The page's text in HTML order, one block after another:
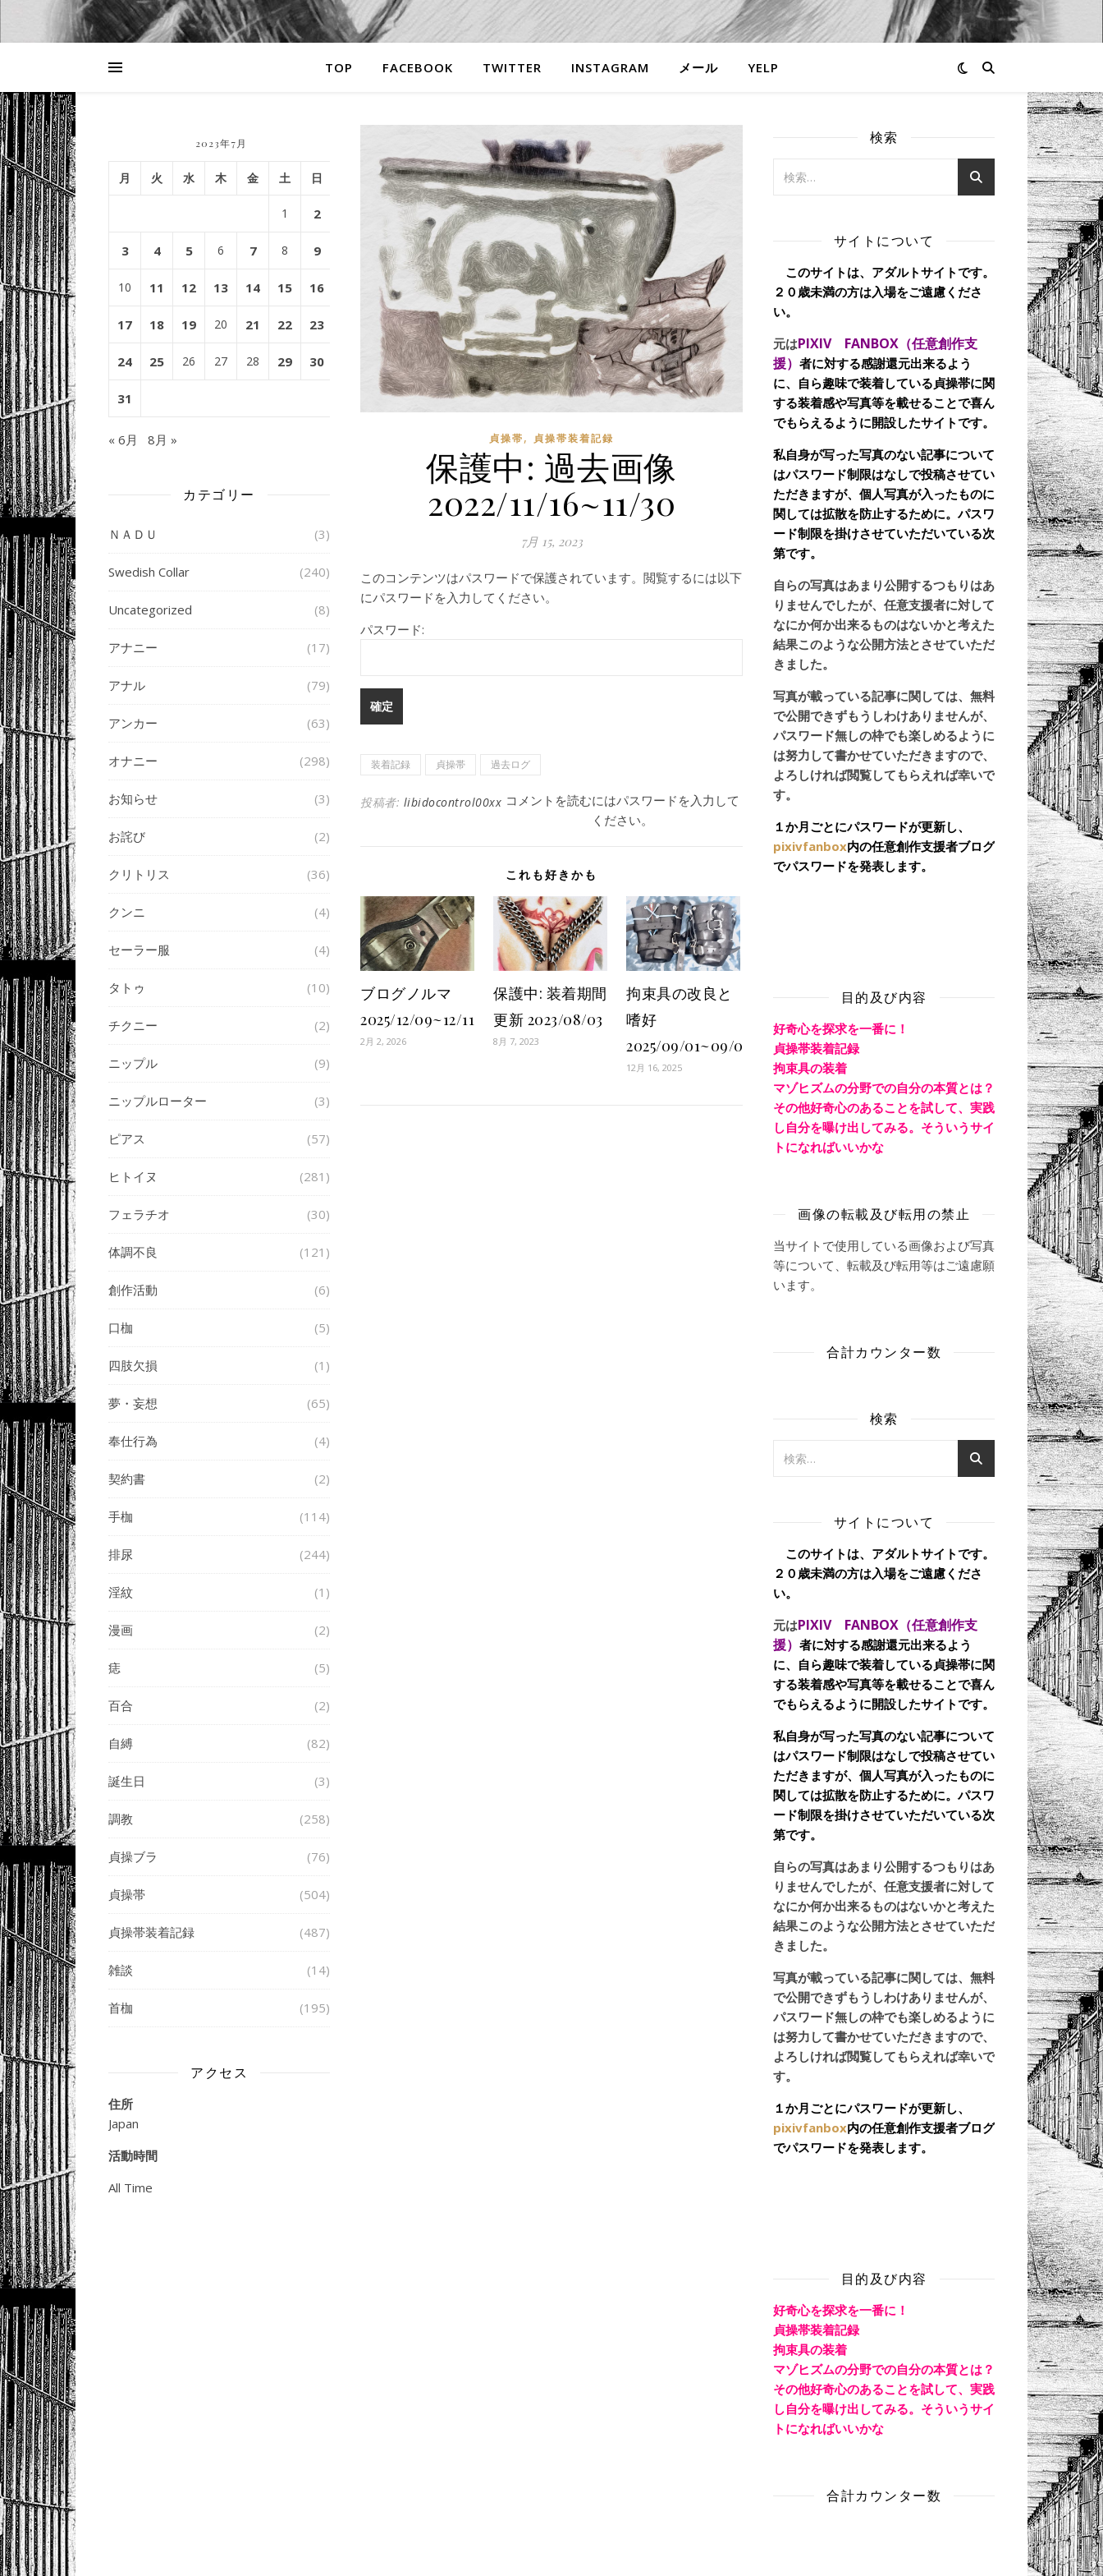
TOP FACEBOOK TWITTER INSTAGRAM メール YELP
2023年7月
月 火 水 木 金 土 日
1 2
3 4 5 6 7 8 9
10 11 12 13 14 15 16
17 18 19 20 21 22 23
24 25 26 27 28 29 30
31
« 6月 8月 »
カテゴリー
ＮＡＤＵ (3)
Swedish Collar (240)
Uncategorized (8)
アナニー (17)
アナル (79)
アンカー (63)
オナニー (298)
お知らせ (3)
お詫び (2)
クリトリス (36)
クンニ (4)
セーラー服 (4)
タトゥ (10)
チクニー (2)
ニップル (9)
ニップルローター (3)
ピアス (57)
ヒトイヌ (281)
フェラチオ (30)
体調不良 (121)
創作活動 (6)
口枷 (5)
四肢欠損 (1)
夢・妄想 (65)
奉仕行為 (4)
契約書 (2)
手枷 (114)
排尿 (244)
淫紋 (1)
漫画 (2)
痣 (5)
百合 (2)
自縛 (82)
誕生日 (3)
調教 (258)
貞操ブラ (76)
貞操帯 (504)
貞操帯装着記録 (487)
雑談 (14)
首枷 (195)
アクセス
住所
Japan
活動時間
All Time
貞操帯, 貞操帯装着記録
保護中: 過去画像
2022/11/16~11/30
7月 15, 2023
このコンテンツはパスワードで保護されています。閲覧するには以下
にパスワードを入力してください。
パスワード:
装着記録 貞操帯 過去ログ
投稿者: libidocontrol00xx コメントを読むにはパスワードを入力して
ください。
これも好きかも
ブログノルマ
2025/12/09~12/11
2月 2, 2026
保護中: 装着期間
更新 2023/08/03
8月 7, 2023
拘束具の改良と
嗜好
2025/09/01~09/04
12月 16, 2025
検索
サイトについて
このサイトは、アダルトサイトです。
２０歳未満の方は入場をご遠慮くださ
い。
元はPIXIV FANBOX（任意創作支
援） 者に対する感謝還元出来るよう
に、自ら趣味で装着している貞操帯に関
する装着感や写真等を載せることで喜ん
でもらえるように開設したサイトです。
私自身が写った写真のない記事について
はパスワード制限はなしで投稿させてい
ただきますが、個人写真が入ったものに
関しては拡散を防止するために。パスワ
ード制限を掛けさせていただいている次
第です。
自らの写真はあまり公開するつもりはあ
りませんでしたが、任意支援者に対して
なにか何か出来るものはないかと考えた
結果このような公開方法とさせていただ
きました。
写真が載っている記事に関しては、無料
で公開できずもうしわけありませんが、
パスワード無しの枠でも楽しめるように
は努力して書かせていただきますので、
よろしければ閲覧してもらえれば幸いで
す。
１か月ごとにパスワードが更新し、
pixivfanbox内の任意創作支援者ブログ
でパスワードを発表します。
目的及び内容
好奇心を探求を一番に！
貞操帯装着記録
拘束具の装着
マゾヒズムの分野での自分の本質とは？
その他好奇心のあることを試して、実践
し自分を曝け出してみる。そういうサイ
トになればいいかな
画像の転載及び転用の禁止
当サイトで使用している画像および写真
等について、転載及び転用等はご遠慮願
います。
合計カウンター数
検索
サイトについて
このサイトは、アダルトサイトです。
２０歳未満の方は入場をご遠慮くださ
い。
元はPIXIV FANBOX（任意創作支
援） 者に対する感謝還元出来るよう
に、自ら趣味で装着している貞操帯に関
する装着感や写真等を載せることで喜ん
でもらえるように開設したサイトです。
私自身が写った写真のない記事について
はパスワード制限はなしで投稿させてい
ただきますが、個人写真が入ったものに
関しては拡散を防止するために。パスワ
ード制限を掛けさせていただいている次
第です。
自らの写真はあまり公開するつもりはあ
りませんでしたが、任意支援者に対して
なにか何か出来るものはないかと考えた
結果このような公開方法とさせていただ
きました。
写真が載っている記事に関しては、無料
で公開できずもうしわけありませんが、
パスワード無しの枠でも楽しめるように
は努力して書かせていただきますので、
よろしければ閲覧してもらえれば幸いで
す。
１か月ごとにパスワードが更新し、
pixivfanbox内の任意創作支援者ブログ
でパスワードを発表します。
目的及び内容
好奇心を探求を一番に！
貞操帯装着記録
拘束具の装着
マゾヒズムの分野での自分の本質とは？
その他好奇心のあることを試して、実践
し自分を曝け出してみる。そういうサイ
トになればいいかな
合計カウンター数